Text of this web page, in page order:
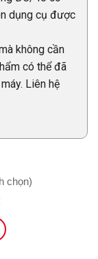
dụng cụ được
không cần
có thể đã
Liên hệ
chọn)